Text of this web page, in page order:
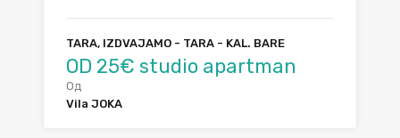
TARA, IZDVAJAMO - TARA - KAL. BARE
OD 25€ studio apartman
Од
Vila JOKA